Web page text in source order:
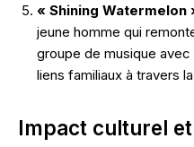
« Shining Watermelon
jeune homme qui
groupe de musique
liens familiaux à travers
Impact culturel